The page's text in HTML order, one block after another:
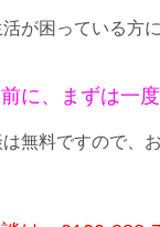
が困っている方
に、まずは一度
無料ですので、